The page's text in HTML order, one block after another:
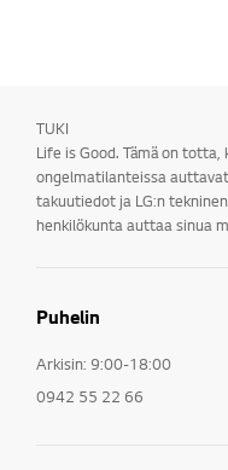
TUKI
Life is Good. Tämä on
ongelmatilanteissa
takuutiedot ja LG:n
henkilökunta auttaa sinua
Puhelin
Arkisin: 9:00-18:00
0942 55 22 66